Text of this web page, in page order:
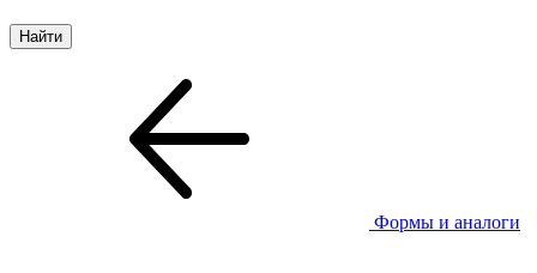
Формы и аналоги